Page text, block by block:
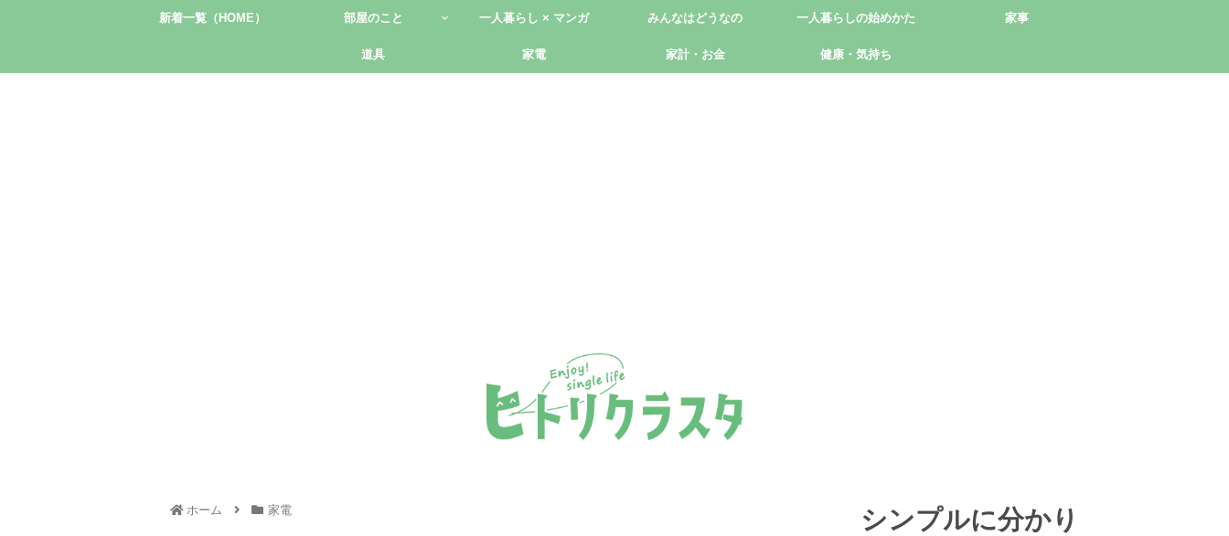
新着一覧（HOME） 部屋のこと 一人暮らし × マンガ みんなはどうなの 一人暮らしの始めかた 家事
道具 家電 家計・お金 健康・気持ち
ホーム 家電
シンプルに分かり